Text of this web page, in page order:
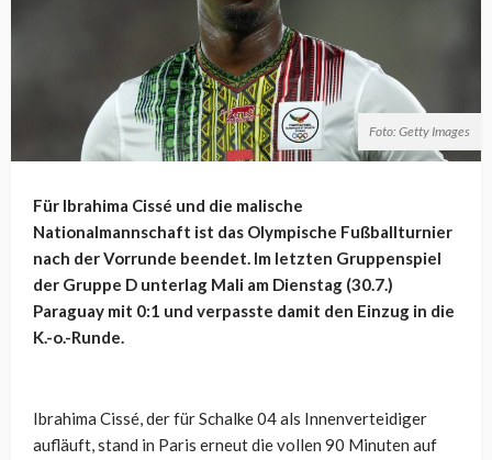
Foto: Getty Images
Für Ibrahima Cissé und die malische
Nationalmannschaft ist das Olympische Fußballturnier
nach der Vorrunde beendet. Im letzten Gruppenspiel
der Gruppe D unterlag Mali am Dienstag (30.7.)
Paraguay mit 0:1 und verpasste damit den Einzug in die
K.-o.-Runde.
Ibrahima Cissé, der für Schalke 04 als Innenverteidiger
aufläuft, stand in Paris erneut die vollen 90 Minuten auf